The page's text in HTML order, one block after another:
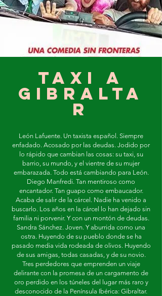
Taxi a
Gibralta
r
León Lafuente. Un taxista español. Siempre
enfadado. Acosado por las deudas. Jodido por
lo rápido que cambian las cosas: su taxi, su
barrio, su mundo, y el vientre de su mujer
embarazada. Todo está cambiando para León.
Diego Manfredi. Tan mentiroso como
encantador. Tan guapo como embaucador.
Acaba de salir de la cárcel. Nadie ha venido a
buscarlo. Los años en la cárcel lo han dejado sin
familia ni porvenir. Y con un montón de deudas.
Sandra Sánchez. Joven. Y aburrida como una
ostra. Huyendo de su pueblo donde se ha
pasado media vida rodeada de olivos. Huyendo
de sus amigas, todas casadas, y de su novio.
Tres perdedores que emprenden un viaje
delirante con la promesa de un cargamento de
oro perdido en los túneles del lugar más raro y
desconocido de la Península Ibérica: Gibraltar.